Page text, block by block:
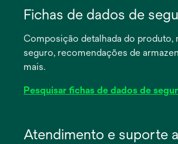
nova
guia
Fichas de dados de
Composição detalhada do produto,
seguro, recomendações de
mais.
Pesquisar fichas de dados de
Atendimento e suporte